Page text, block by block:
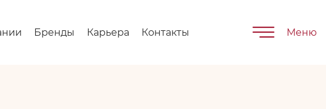
Бренды Карьера Контакты Меню